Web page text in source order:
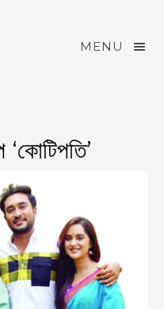
MENU
‘কোটিপতি’